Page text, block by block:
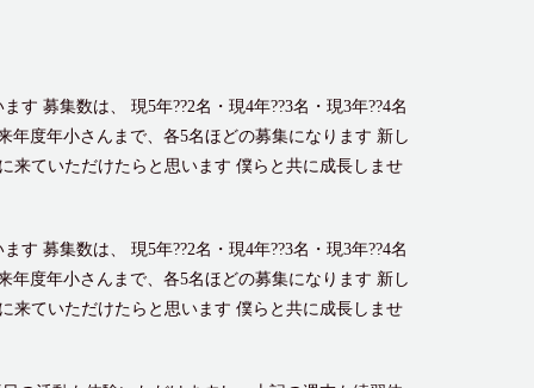
す 募集数は、 現5年??2名・現4年??3名・現3年??4名
年度年小さんまで、各5名ほどの募集になります 新し
来ていただけたらと思います 僕らと共に成長しませ
す 募集数は、 現5年??2名・現4年??3名・現3年??4名
年度年小さんまで、各5名ほどの募集になります 新し
来ていただけたらと思います 僕らと共に成長しませ